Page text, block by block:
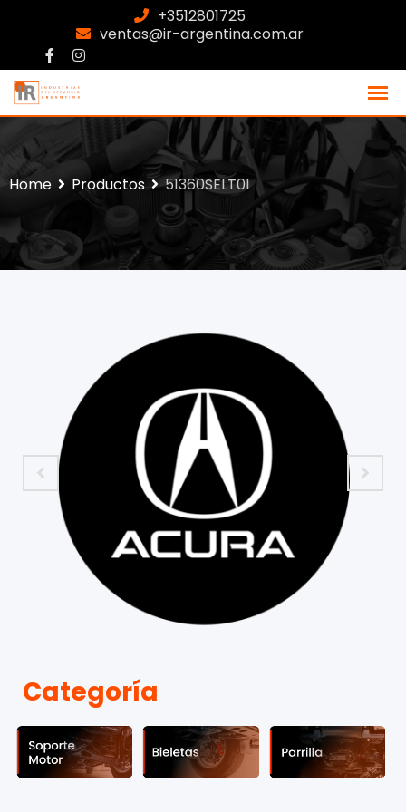
+3512801725
ventas@ir-argentina.com.ar
Home Productos 51360SELT01
Categoría